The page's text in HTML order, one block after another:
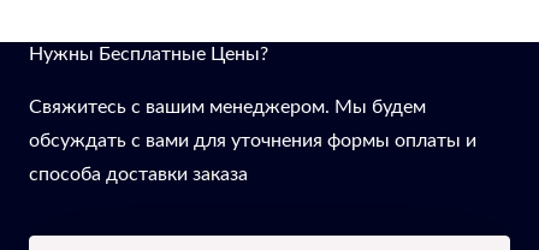
Нужны Бесплатные Цены?
Свяжитесь с вашим менеджером. Мы будем
обсуждать с вами для уточнения формы оплаты и
способа доставки заказа